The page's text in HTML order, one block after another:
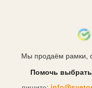
Мы продаём рамки,
Помочь